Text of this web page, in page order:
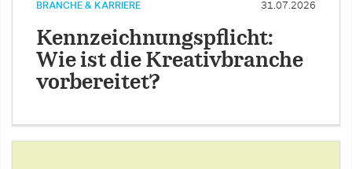
BRANCHE & KARRIERE 31.07.2026
Kennzeichnungspflicht:
Wie ist die Kreativbranche
vorbereitet?